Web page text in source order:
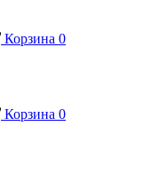
Корзина 0
Корзина 0